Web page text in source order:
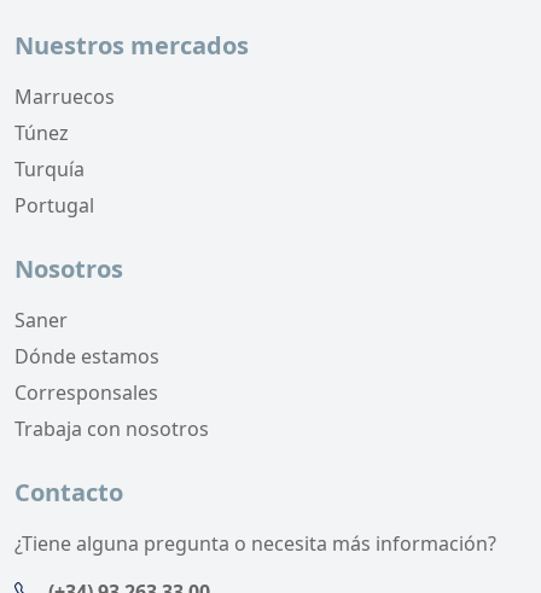
Nuestros mercados
Marruecos
Túnez
Turquía
Portugal
Nosotros
Saner
Dónde estamos
Corresponsales
Trabaja con nosotros
Contacto
¿Tiene alguna pregunta o necesita más información?